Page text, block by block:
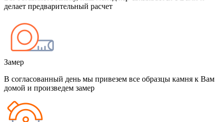
делает предварительный расчет
Замер
В согласованный день мы привезем все образцы камня к Вам
домой и произведем замер